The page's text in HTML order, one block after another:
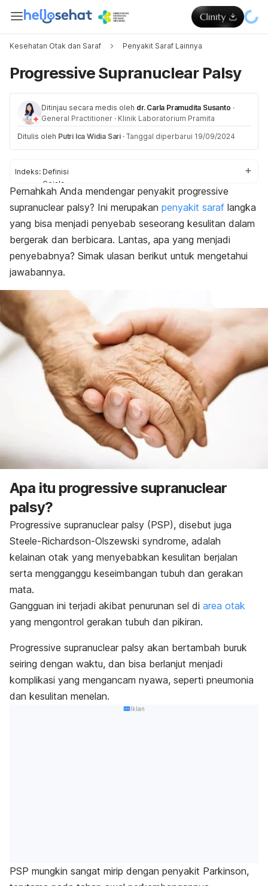
Kesehatan Otak dan Saraf Penyakit Saraf Lainnya
Progressive Supranuclear Palsy
Ditinjau secara medis oleh dr. Carla Pramudita Susanto ·
General Practitioner · Klinik Laboratorium Pramita
Ditulis oleh Putri Ica Widia Sari · Tanggal diperbarui 19/09/2024
Indeks: Definisi
Gejala
Penyebab
Komplikasi
Diagnosis
Pengobatan
Pernahkah Anda mendengar penyakit progressive
supranuclear palsy? Ini merupakan penyakit saraf langka
yang bisa menjadi penyebab seseorang kesulitan dalam
bergerak dan berbicara. Lantas, apa yang menjadi
penyebabnya? Simak ulasan berikut untuk mengetahui
jawabannya.
Apa itu progressive supranuclear
palsy?
Progressive supranuclear palsy (PSP), disebut juga
Steele-Richardson-Olszewski syndrome, adalah
kelainan otak yang menyebabkan kesulitan berjalan
serta mengganggu keseimbangan tubuh dan gerakan
mata.
Gangguan ini terjadi akibat penurunan sel di area otak
yang mengontrol gerakan tubuh dan pikiran.
Progressive supranuclear palsy akan bertambah buruk
seiring dengan waktu, dan bisa berlanjut menjadi
komplikasi yang mengancam nyawa, seperti pneumonia
dan kesulitan menelan.
Iklan
PSP mungkin sangat mirip dengan penyakit Parkinson,